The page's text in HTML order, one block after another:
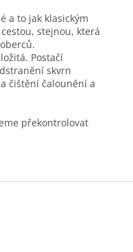
a to jak klasickým
stejnou, která
Postačí
skvrn
čištění čalounění a
překontrolovat